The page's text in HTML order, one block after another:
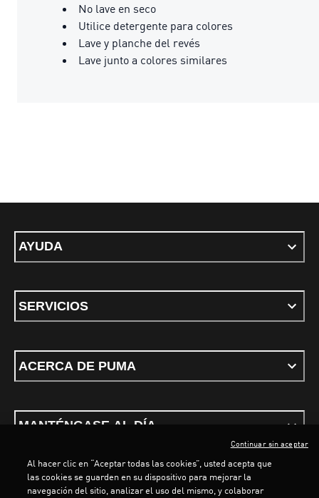
No lave en seco
Utilice detergente para colores
Lave y planche del revés
Lave junto a colores similares
AYUDA
SERVICIOS
ACERCA DE PUMA
MANTÉNGASE AL DÍA
Al hacer clic en “Aceptar todas las cookies”, usted acepta que
las cookies se guarden en su dispositivo para mejorar la
navegación del sitio, analizar el uso del mismo, y colaborar
Continuar sin aceptar